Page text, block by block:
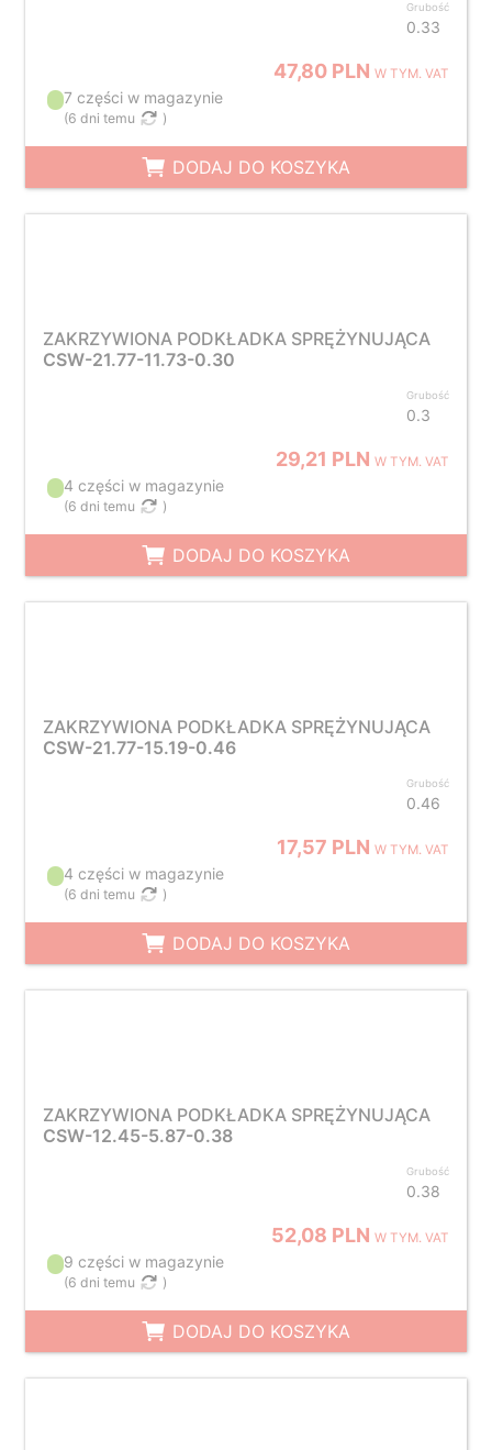
Grubość
0.33
47,80 PLNW TYM. VAT
7 części w magazynie
(6 dni temu )
DODAJ DO KOSZYKA
ZAKRZYWIONA PODKŁADKA SPRĘŻYNUJĄCA
CSW-21.77-11.73-0.30
Grubość
0.3
29,21 PLNW TYM. VAT
4 części w magazynie
(6 dni temu )
DODAJ DO KOSZYKA
ZAKRZYWIONA PODKŁADKA SPRĘŻYNUJĄCA
CSW-21.77-15.19-0.46
Grubość
0.46
17,57 PLNW TYM. VAT
4 części w magazynie
(6 dni temu )
DODAJ DO KOSZYKA
ZAKRZYWIONA PODKŁADKA SPRĘŻYNUJĄCA
CSW-12.45-5.87-0.38
Grubość
0.38
52,08 PLNW TYM. VAT
9 części w magazynie
(6 dni temu )
DODAJ DO KOSZYKA